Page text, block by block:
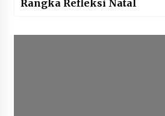
Rangka Refleksi Natal